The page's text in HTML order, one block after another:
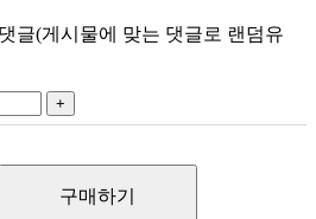
글(게시물에 맞는 댓글로 랜덤유
구매하기